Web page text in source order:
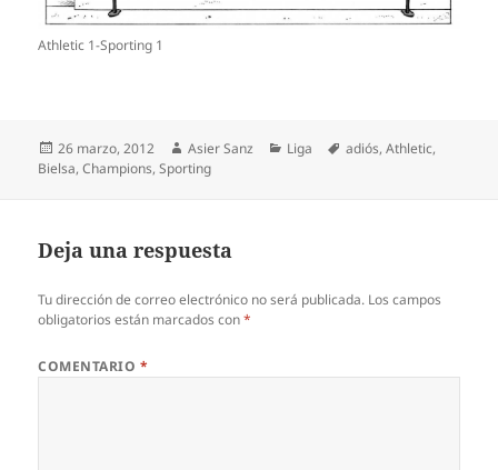
Athletic 1-Sporting 1
Publicado
el
26 marzo, 2012 Autor
Asier Sanz Categorías
Liga Etiquetas
adiós,Athletic,
Bielsa,Champions,Sporting
Deja una respuesta
Tu dirección de correo electrónico no será publicada. Los campos
obligatorios están marcados con*
COMENTARIO *